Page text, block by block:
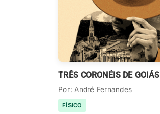
TRÊS CORONÉIS DE GOIÁS
Por: André Fernandes
FÍSICO